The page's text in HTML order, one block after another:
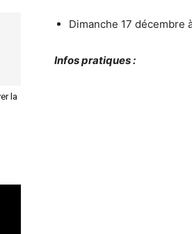
Dimanche 17 décembre
Infos pratiques :
la